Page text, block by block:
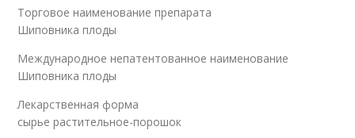
Торговое наименование препарата
Шиповника плоды
Международное непатентованное наименование
Шиповника плоды
Лекарственная форма
сырье растительное-порошок